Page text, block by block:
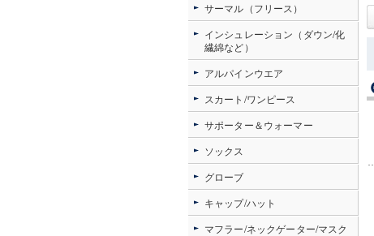
サーマル（フリース）
インシュレーション（ダウン/化
繊綿など）
アルパインウエア
スカート/ワンピース
サポーター＆ウォーマー
ソックス
グローブ
キャップ/ハット
マフラー/ネックゲーター/マスク